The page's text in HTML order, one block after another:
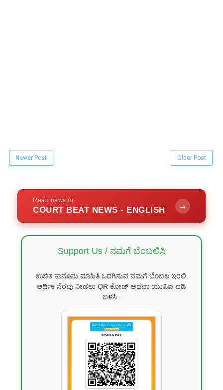
Newer Post Older Post
Read news in
COURT BEAT NEWS - ENGLISH →
Support Us / ನಮಗೆ ಬೆಂಬಲಿಸಿ
ಉಚಿತ ಕಾನೂನು ಮಾಹಿತಿ ಒದಗಿಸುವ ನಮಗೆ ಬೆಂಬಲ ಇರಲಿ.
ಆರ್ಥಿಕ ನೆರವು ನೀಡಲು QR ಕೋಡ್ ಅಥವಾ ಯುಪಿಐ ಐಡಿ
ಬಳಸಿ .